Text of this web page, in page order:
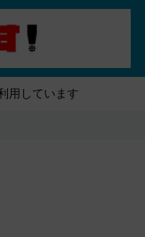
用しています